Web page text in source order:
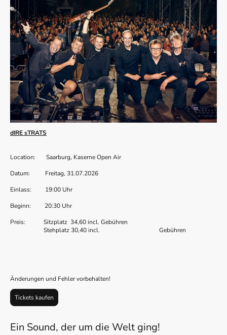
dIRE sTRATS
Location: Saarburg, Kaserne Open Air
Datum: Freitag, 31.07.2026
Einlass: 19:00 Uhr
Beginn: 20:30 Uhr
Preis: Sitzplatz 34,60 incl. Gebühren
Stehplatz 30,40 incl. Gebühren
Änderungen und Fehler vorbehalten!
Tickets kaufen
Ein Sound, der um die Welt ging!